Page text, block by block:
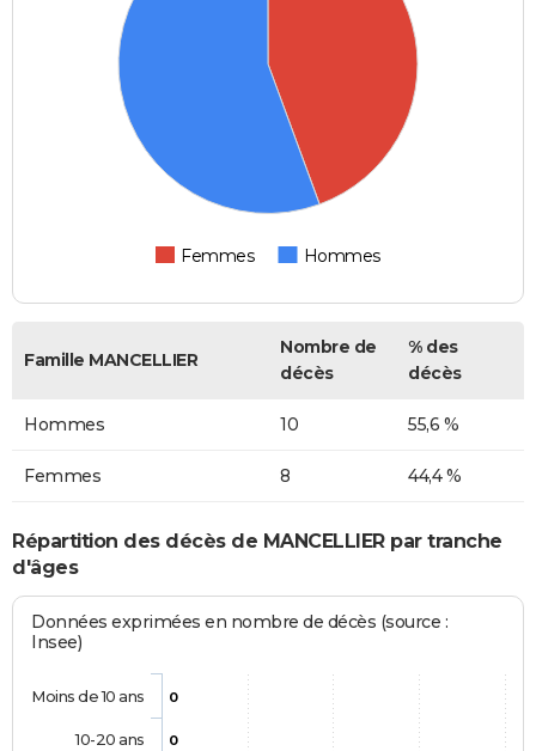
Femmes Hommes
Famille MANCELLIER
Nombre de
décès
% des
décès
Hommes 10 55,6 %
Femmes 8 44,4 %
Répartition des décès de MANCELLIER par tranche
d'âges
Données exprimées en nombre de décès (source :
Insee)
0
0
Moins de 10 ans
10-20 ans